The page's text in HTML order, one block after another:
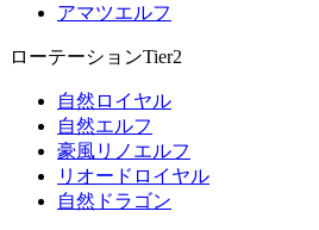
アマツエルフ
ローテーションTier2
自然ロイヤル
自然エルフ
豪風リノエルフ
リオードロイヤル
自然ドラゴン